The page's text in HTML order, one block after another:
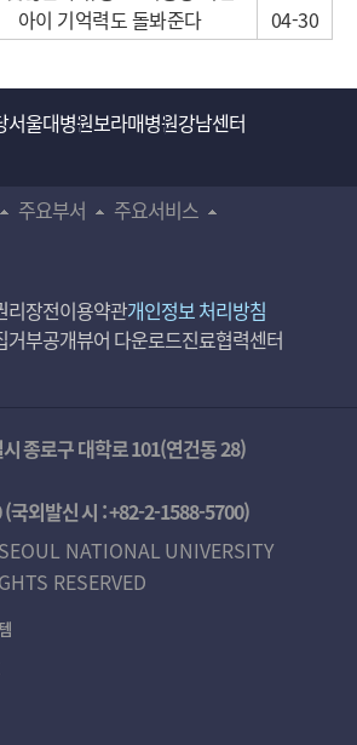
아이 기억력도 돌봐준다
04-30
서울대병원보라매병원강남센터
주요부서
주요서비스
리장전이용약관개인정보 처리방침
거부공개뷰어 다운로드진료협력센터
종로구 대학로 101(연건동 28)
(국외발신 시 :+82-2-1588-5700)
NATIONAL UNIVERSITY
RESERVED